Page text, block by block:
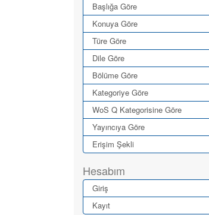
Başlığa Göre
Konuya Göre
Türe Göre
Dile Göre
Bölüme Göre
Kategoriye Göre
WoS Q Kategorisine Göre
Yayıncıya Göre
Erişim Şekli
Hesabım
Giriş
Kayıt